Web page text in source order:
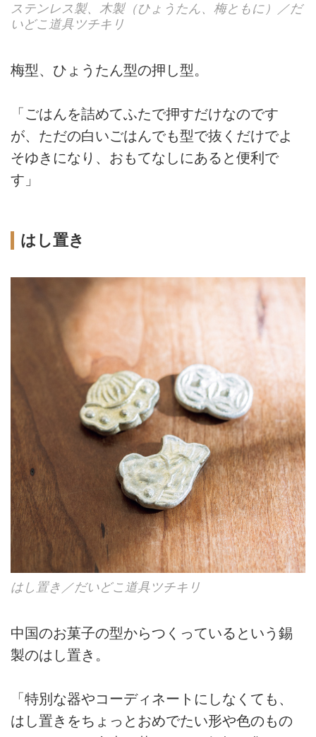
ステンレス製、木製（ひょうたん、梅ともに）／だ
いどこ道具ツチキリ
梅型、ひょうたん型の押し型。
「ごはんを詰めてふたで押すだけなのです
が、ただの白いごはんでも型で抜くだけでよ
そゆきになり、おもてなしにあると便利で
す」
はし置き
はし置き／だいどこ道具ツチキリ
中国のお菓子の型からつくっているという錫
製のはし置き。
「特別な器やコーディネートにしなくても、
はし置きをちょっとおめでたい形や色のもの